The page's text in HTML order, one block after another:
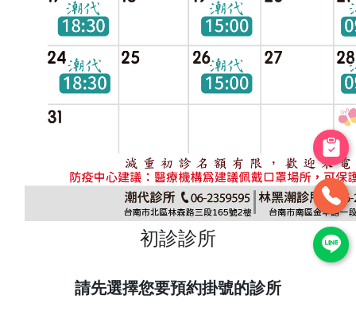
初診診所
請先選擇您要預約掛號的診所